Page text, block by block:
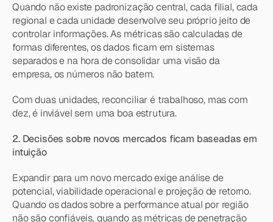
Quando não existe padronização central, cada filial, cada
regional e cada unidade desenvolve seu próprio jeito de
controlar informações. As métricas são calculadas de
formas diferentes, os dados ficam em sistemas
separados e na hora de consolidar uma visão da
empresa, os números não batem.
Com duas unidades, reconciliar é trabalhoso, mas com
dez, é inviável sem uma boa estrutura.
2. Decisões sobre novos mercados ficam baseadas em
intuição
Expandir para um novo mercado exige análise de
potencial, viabilidade operacional e projeção de retorno.
Quando os dados sobre a performance atual por região
não são confiáveis, quando as métricas de penetração